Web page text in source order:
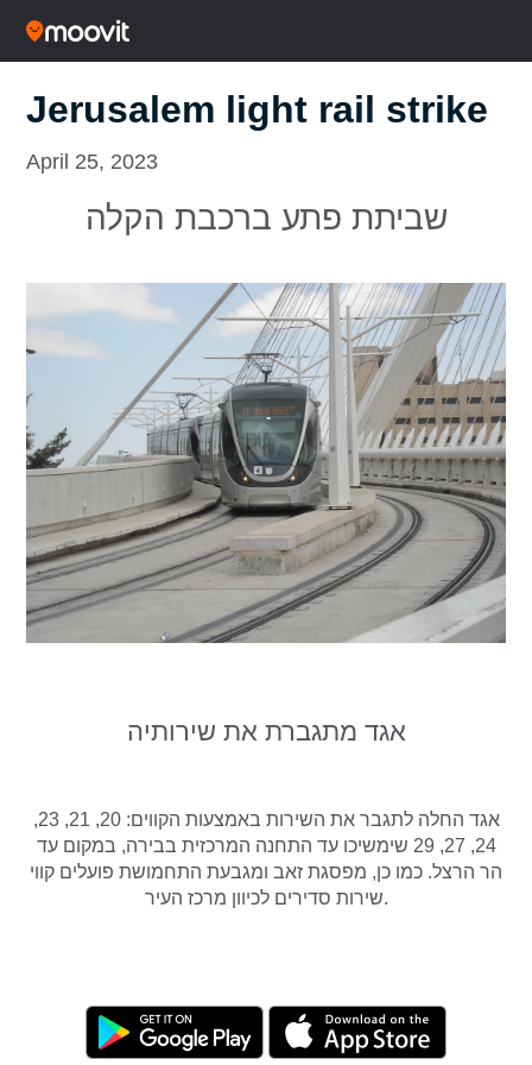
Jerusalem light rail strike
April 25, 2023
שביתת פתע ברכבת הקלה
אגד מתגברת את שירותיה
אגד החלה לתגבר את השירות באמצעות הקווים: 20, 21, 23,
24, 27, 29 שימשיכו עד התחנה המרכזית בבירה, במקום עד
הר הרצל. כמו כן, מפסגת זאב ומגבעת התחמושת פועלים קווי
שירות סדירים לכיוון מרכז העיר.